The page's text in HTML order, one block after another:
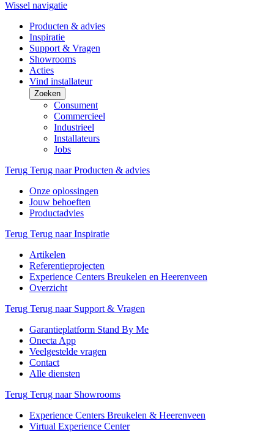
Wissel navigatie
Producten & advies
Inspiratie
Support & Vragen
Showrooms
Acties
Vind installateur
Zoeken
Consument
Commercieel
Industrieel
Installateurs
Jobs
Terug Terug naar Producten & advies
Onze oplossingen
Jouw behoeften
Productadvies
Terug Terug naar Inspiratie
Artikelen
Referentieprojecten
Experience Centers Breukelen en Heerenveen
Overzicht
Terug Terug naar Support & Vragen
Garantieplatform Stand By Me
Onecta App
Veelgestelde vragen
Contact
Alle diensten
Terug Terug naar Showrooms
Experience Centers Breukelen & Heerenveen
Virtual Experience Center